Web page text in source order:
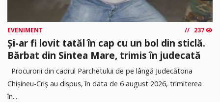
EVENIMENT 237
Și-ar fi lovit tatăl în cap cu un bol din sticlă.
Bărbat din Sintea Mare, trimis în judecată
Procurorii din cadrul Parchetului de pe lângă Judecătoria
Chișineu-Criș au dispus, în data de 6 august 2026, trimiterea
în...